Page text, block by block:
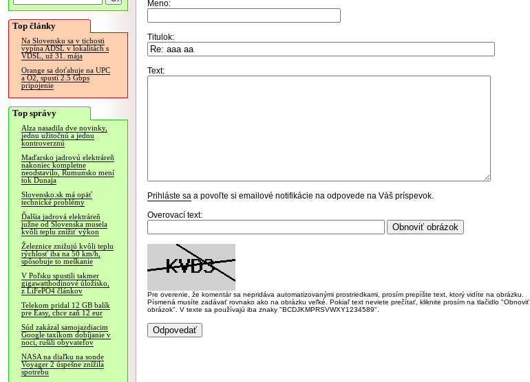
Top články
Na Slovensku sa v tichosti
vypína ADSL v lokalitách s
VDSL, už 31. mája
Orange sa doťahuje na UPC
a O2, spustí 2.5 Gbps
pripojenie
Top správy
Alza nasadila dve novinky,
jednu užitočnú a jednu
kontroverznú
Maďarsko jadrovú elektráreň
nakoniec kompletne
neodstavilo, Rumunsko mení
tok Dunaja
Slovensko.sk má opäť
technické problémy
Ďalšia jadrová elektráreň
južne od Slovenska musela
kvôli teplu znížiť výkon
Železnice znižujú kvôli teplu
rýchlosť iba na 50 km/h,
spôsobuje to meškanie
V Poľsku spustili takmer
gigawatthodinové úložisko,
z LiFePO4 článkov
Telekom pridal 12 GB balík
pre Easy, chce zaň 12 eur
Súd zakázal samojazdiacim
Google taxíkom dobíjanie v
noci, rušili obyvateľov
NASA na diaľku na sonde
Voyager 2 úspešne znížila
spotrebu
Meno:
Titulok:
Text:
Prihláste sa a povoľte si emailové notifikácie na odpovede na Váš príspevok.
Overovací text:
Pre overenie, že komentár sa nepridáva automatizovanými prostriedkami, prosím prepíšte text, ktorý vidíte na obrázku.
Písmená musíte zadávať rovnako ako na obrázku veľké. Pokiaľ text neviete prečítať, kliknite prosím na tlačidlo "Obnoviť
obrázok". V texte sa používajú iba znaky "BCDJKMPRSVWXY1234589".